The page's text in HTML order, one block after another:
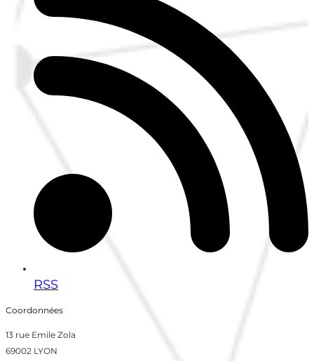
RSS
Coordonnées
13 rue Emile Zola
69002 LYON